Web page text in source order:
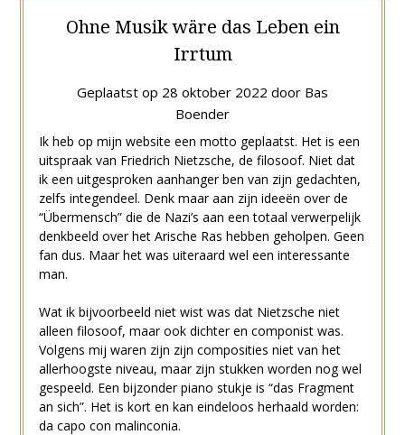
Ohne Musik wäre das Leben ein
Irrtum
Geplaatst op 28 oktober 2022 door Bas
Boender
Ik heb op mijn website een motto geplaatst. Het is een
uitspraak van Friedrich Nietzsche, de filosoof. Niet dat
ik een uitgesproken aanhanger ben van zijn gedachten,
zelfs integendeel. Denk maar aan zijn ideeën over de
“Übermensch” die de Nazi’s aan een totaal verwerpelijk
denkbeeld over het Arische Ras hebben geholpen. Geen
fan dus. Maar het was uiteraard wel een interessante
man.
Wat ik bijvoorbeeld niet wist was dat Nietzsche niet
alleen filosoof, maar ook dichter en componist was.
Volgens mij waren zijn zijn composities niet van het
allerhoogste niveau, maar zijn stukken worden nog wel
gespeeld. Een bijzonder piano stukje is “das Fragment
an sich”. Het is kort en kan eindeloos herhaald worden:
da capo con malinconia.